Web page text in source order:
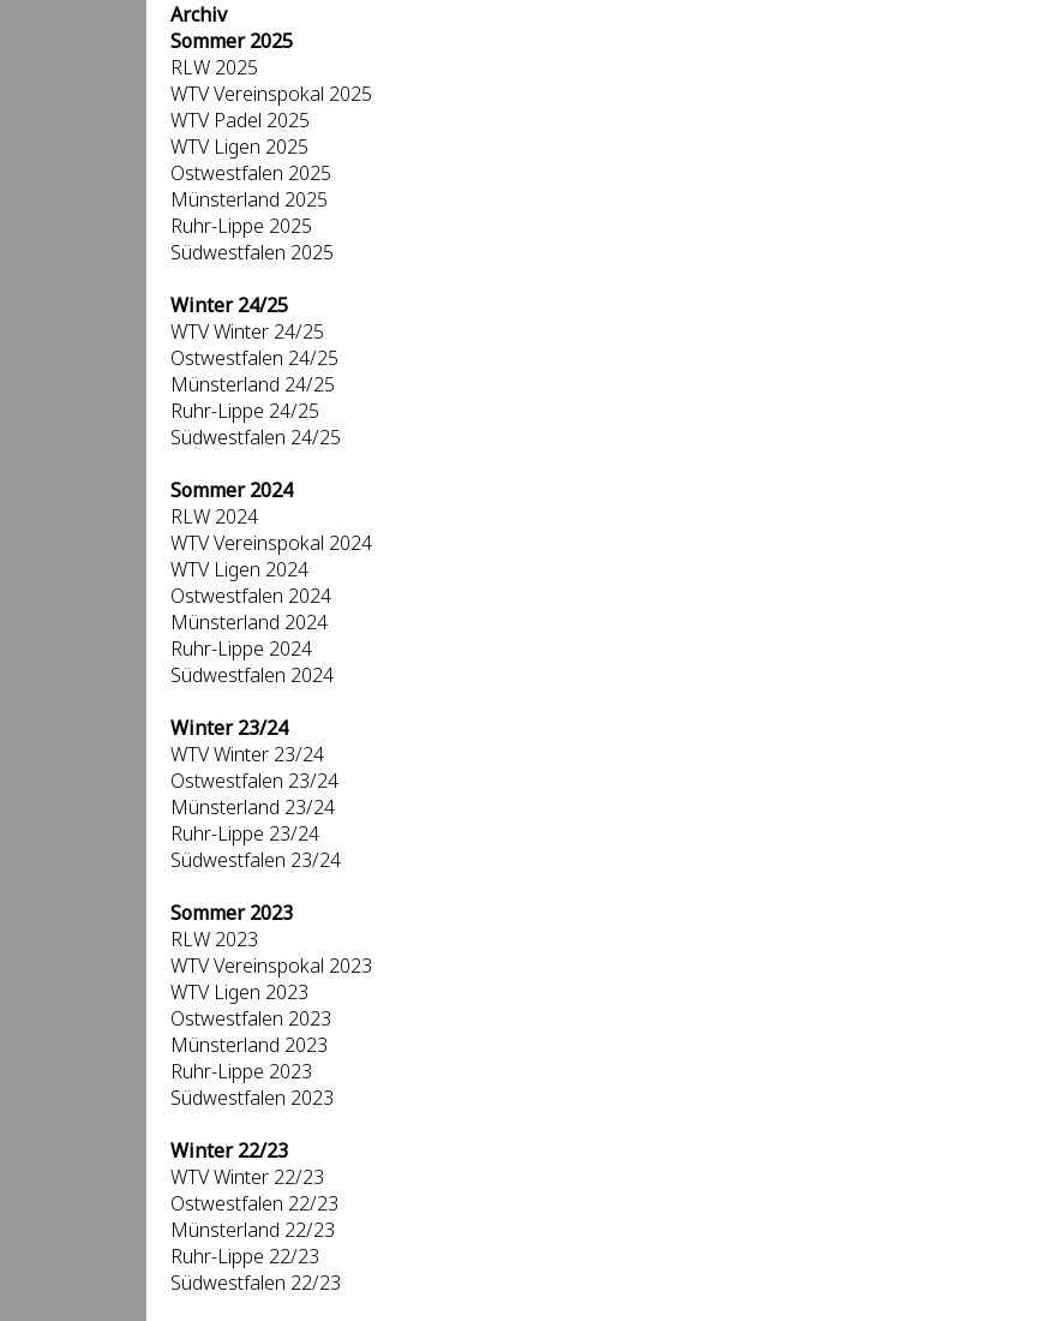
Archiv
Sommer 2025
RLW 2025
WTV Vereinspokal 2025
WTV Padel 2025
WTV Ligen 2025
Ostwestfalen 2025
Münsterland 2025
Ruhr-Lippe 2025
Südwestfalen 2025
Winter 24/25
WTV Winter 24/25
Ostwestfalen 24/25
Münsterland 24/25
Ruhr-Lippe 24/25
Südwestfalen 24/25
Sommer 2024
RLW 2024
WTV Vereinspokal 2024
WTV Ligen 2024
Ostwestfalen 2024
Münsterland 2024
Ruhr-Lippe 2024
Südwestfalen 2024
Winter 23/24
WTV Winter 23/24
Ostwestfalen 23/24
Münsterland 23/24
Ruhr-Lippe 23/24
Südwestfalen 23/24
Sommer 2023
RLW 2023
WTV Vereinspokal 2023
WTV Ligen 2023
Ostwestfalen 2023
Münsterland 2023
Ruhr-Lippe 2023
Südwestfalen 2023
Winter 22/23
WTV Winter 22/23
Ostwestfalen 22/23
Münsterland 22/23
Ruhr-Lippe 22/23
Südwestfalen 22/23